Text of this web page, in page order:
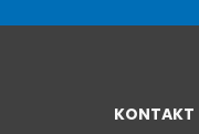
KONTAKT